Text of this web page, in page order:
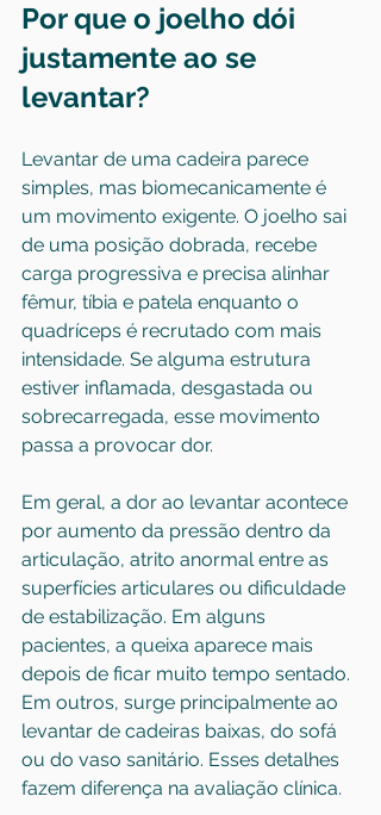
Por que o joelho dói
justamente ao se
levantar?
Levantar de uma cadeira parece
simples, mas biomecanicamente é
um movimento exigente. O joelho sai
de uma posição dobrada, recebe
carga progressiva e precisa alinhar
fêmur, tíbia e patela enquanto o
quadríceps é recrutado com mais
intensidade. Se alguma estrutura
estiver inflamada, desgastada ou
sobrecarregada, esse movimento
passa a provocar dor.
Em geral, a dor ao levantar acontece
por aumento da pressão dentro da
articulação, atrito anormal entre as
superfícies articulares ou dificuldade
de estabilização. Em alguns
pacientes, a queixa aparece mais
depois de ficar muito tempo sentado.
Em outros, surge principalmente ao
levantar de cadeiras baixas, do sofá
ou do vaso sanitário. Esses detalhes
fazem diferença na avaliação clínica.